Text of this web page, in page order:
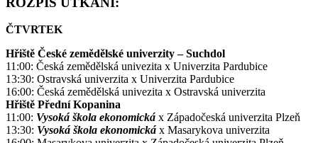
ČTVRTEK
Hřiště České zemědělské univerzity – Suchdol
11:00: Česká zemědělská univezita x Univerzita Pardubice
13:30: Ostravská univerzita x Univerzita Pardubice
16:00: Česká zemědělská univezita x Ostravská univerzita
Hřiště Přední Kopanina
11:00: Vysoká škola ekonomická x Západočeská univerzita Plzeň
13:30: Vysoká škola ekonomická x Masarykova univerzita